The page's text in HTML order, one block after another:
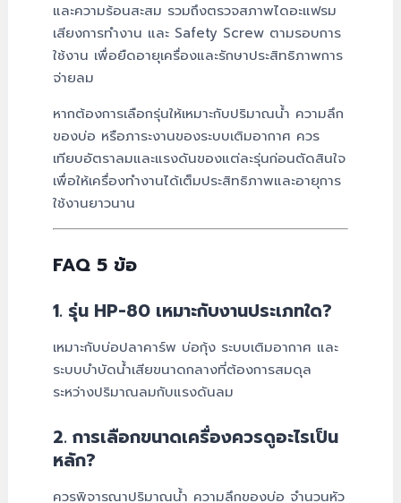
และความร้อนสะสม รวมถึงตรวจสภาพไดอะแฟรม
เสียงการทำงาน และ Safety Screw ตามรอบการ
ใช้งาน เพื่อยืดอายุเครื่องและรักษาประสิทธิภาพการ
จ่ายลม
หากต้องการเลือกรุ่นให้เหมาะกับปริมาณน้ำ ความลึก
ของบ่อ หรือภาระงานของระบบเติมอากาศ ควร
เทียบอัตราลมและแรงดันของแต่ละรุ่นก่อนตัดสินใจ
เพื่อให้เครื่องทำงานได้เต็มประสิทธิภาพและอายุการ
ใช้งานยาวนาน
FAQ 5 ข้อ
1. รุ่น HP-80 เหมาะกับงานประเภทใด?
เหมาะกับบ่อปลาคาร์พ บ่อกุ้ง ระบบเติมอากาศ และ
ระบบบำบัดน้ำเสียขนาดกลางที่ต้องการสมดุล
ระหว่างปริมาณลมกับแรงดันลม
2. การเลือกขนาดเครื่องควรดูอะไรเป็น
หลัก?
ควรพิจารณาปริมาณน้ำ ความลึกของบ่อ จำนวนหัว